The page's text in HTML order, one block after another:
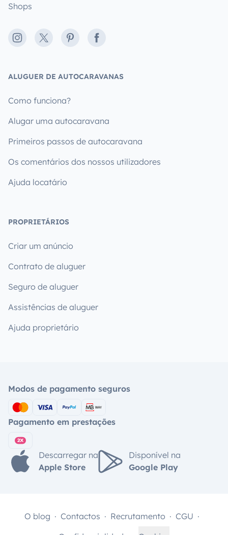
Shops
Instagram
X PinterestFacebook
ALUGUER DE AUTOCARAVANAS
Como funciona?
Alugar uma autocaravana
Primeiros passos de autocaravana
Os comentários dos nossos utilizadores
Ajuda locatário
PROPRIETÁRIOS
Criar um anúncio
Contrato de aluguer
Seguro de aluguer
Assistências de aluguer
Ajuda proprietário
Modos de pagamento seguros
Pagamento em prestações
Descarregar na
Apple Store
Disponível na
Google Play
O blog Contactos Recrutamento
CGU